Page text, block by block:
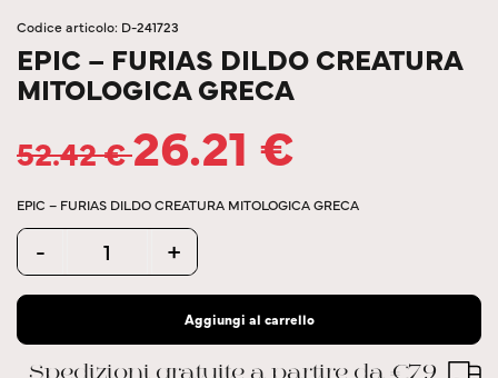
Codice articolo: D-241723
EPIC – FURIAS DILDO CREATURA
MITOLOGICA GRECA
52.42€26.21 €
EPIC – FURIAS DILDO CREATURA MITOLOGICA GRECA
Quantity
- +
Aggiungi al carrello
Spedizioni gratuite a partire da €79